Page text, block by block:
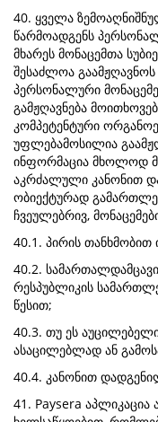
40. ყველა
წარმოადგენს
მხარეს მონაცემთა
შესაძლოა
პერსონალური
გამჟღავნება
კომპეტენტური
უფლებამოსილია
ინფორმაცია მხოლოდ
აკრძალული კანონით
ობიექტურად
ჩვეულებრივ,
40.1. პირის თანხმობით
40.2.
რესპუბლიკის
წესით;
40.3. თუ ეს
ასაცილებლად ან
40.4. კანონით
41. Paysera აპლიკაცია